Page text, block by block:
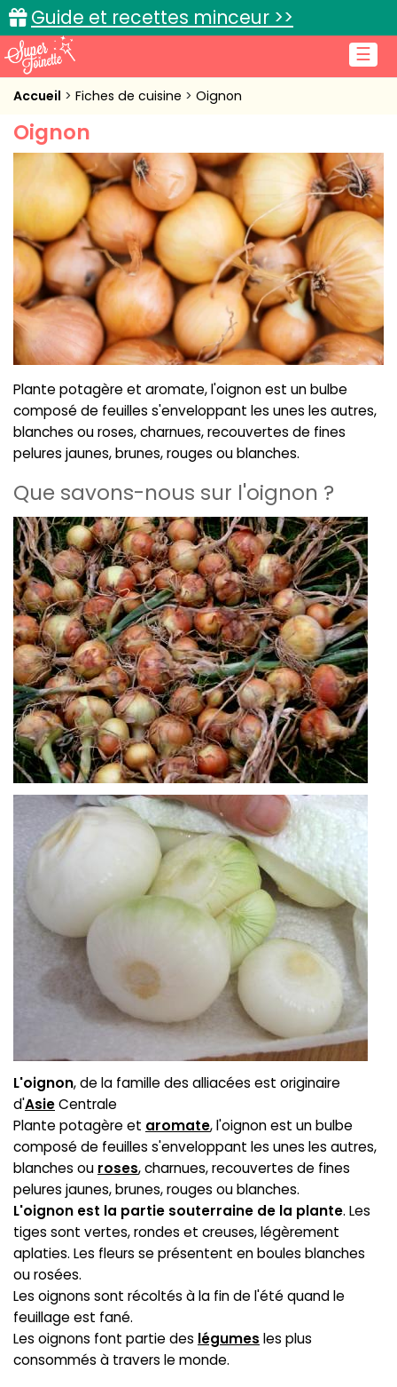
☰
Guide et recettes minceur >>
Accueil
Recettes de cuisine
Cuisine pratique
L'actu cuisine
Connexion
Accueil Fiches de cuisine Oignon
Oignon
Plante potagère et aromate, l'oignon est un bulbe
composé de feuilles s'enveloppant les unes les autres,
blanches ou roses, charnues, recouvertes de fines
pelures jaunes, brunes, rouges ou blanches.
Que savons-nous sur l'oignon ?
L'oignon, de la famille des alliacées est originaire
d'AsieCentrale
Plante potagère et aromate, l'oignon est un bulbe
composé de feuilles s'enveloppant les unes les autres,
blanches ou roses, charnues, recouvertes de fines
pelures jaunes, brunes, rouges ou blanches.
L'oignon est la partie souterraine de la plante. Les
tiges sont vertes, rondes et creuses, légèrement
aplaties. Les fleurs se présentent en boules blanches
ou rosées.
Les oignons sont récoltés à la fin de l'été quand le
feuillage est fané.
Les oignons font partie des légumes les plus
consommés à travers le monde.